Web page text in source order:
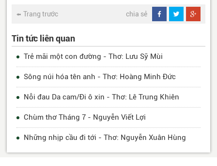
Trang trước chia sẻ
Tin tức liên quan
Trẻ mãi một con đường - Thơ: Lưu Sỹ Mùi
Sông núi hóa tên anh - Thơ: Hoàng Minh Đức
Nỗi đau Da cam/Đi ô xin - Thơ: Lê Trung Khiên
Chùm thơ Tháng 7 - Nguyễn Viết Lợi
Những nhịp cầu đi tới - Thơ: Nguyễn Xuân Hùng